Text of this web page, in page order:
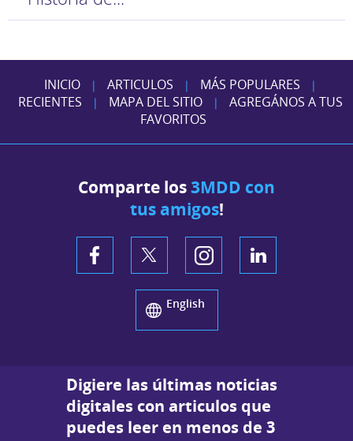
INICIO | ARTICULOS | MÁS POPULARES |
RECIENTES | MAPA DEL SITIO |
AGREGÁNOS A TUS
FAVORITOS
Comparte los3MDD con
tus amigos!
English
Digiere las últimas noticias
digitales con articulos que
puedes leer en menos de 3